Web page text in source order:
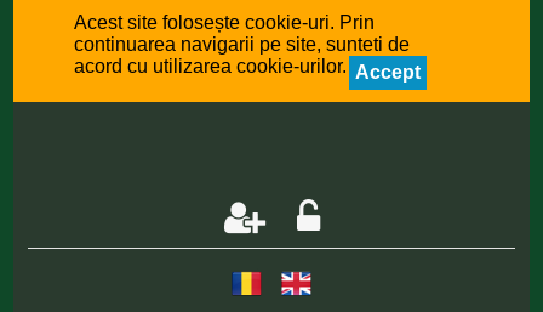
Acest site folosește cookie-uri. Prin
continuarea navigarii pe site, sunteti de
acord cu utilizarea cookie-urilor. Accept